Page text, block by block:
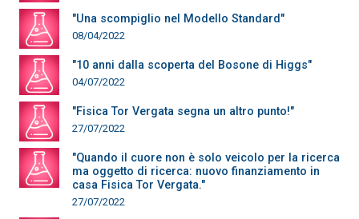
"Una scompiglio nel Modello Standard"
08/04/2022
"10 anni dalla scoperta del Bosone di Higgs"
04/07/2022
"Fisica Tor Vergata segna un altro punto!"
27/07/2022
"Quando il cuore non è solo veicolo per la ricerca
ma oggetto di ricerca: nuovo finanziamento in
casa Fisica Tor Vergata."
27/07/2022